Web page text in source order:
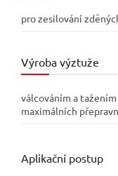
pro zesilování
Výroba výztuže
válcováním a
maximálních
Aplikační postup